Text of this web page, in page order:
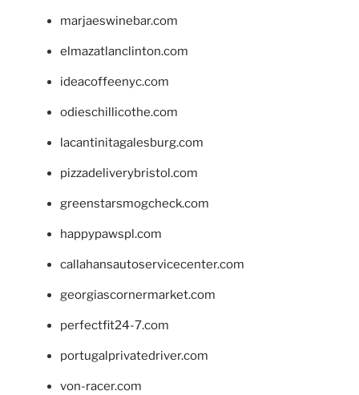
marjaeswinebar.com
elmazatlanclinton.com
ideacoffeenyc.com
odieschillicothe.com
lacantinitagalesburg.com
pizzadeliverybristol.com
greenstarsmogcheck.com
happypawspl.com
callahansautoservicecenter.com
georgiascornermarket.com
perfectfit24-7.com
portugalprivatedriver.com
von-racer.com